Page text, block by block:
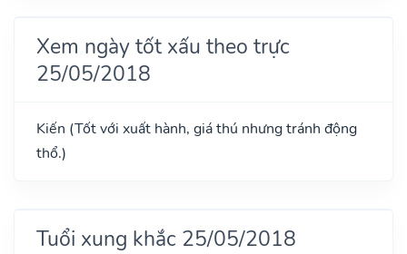
Xem ngày tốt xấu theo trực
25/05/2018
Kiến (Tốt với xuất hành, giá thú nhưng tránh động
thổ.)
Tuổi xung khắc 25/05/2018